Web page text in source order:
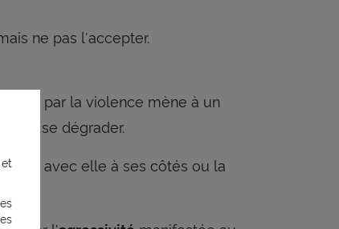
ne pas l'accepter.
par la violence mène à un
vite se dégrader.
avec elle à ses côtés ou la